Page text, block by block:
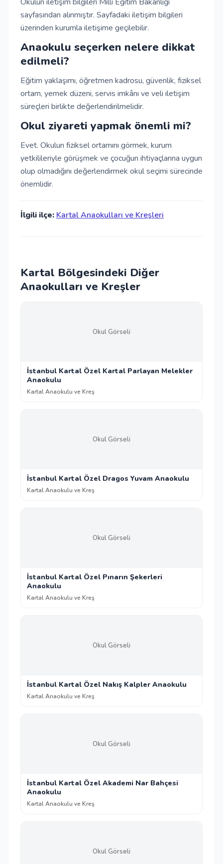
sayfasından alınmıştır. Sayfadaki iletişim bilgileri
üzerinden kurumla iletişime geçilebilir.
Anaokulu seçerken nelere dikkat
edilmeli?
Eğitim yaklaşımı, öğretmen kadrosu, güvenlik, fiziksel
ortam, yemek düzeni, servis imkânı ve veli iletişim
süreçleri birlikte değerlendirilmelidir.
Okul ziyareti yapmak önemli mi?
Evet. Okulun fiziksel ortamını görmek, kurum
yetkilileriyle görüşmek ve çocuğun ihtiyaçlarına uygun
olup olmadığını değerlendirmek okul seçimi sürecinde
önemlidir.
İlgili ilçe: Kartal Anaokulları ve Kreşleri
Kartal Bölgesindeki Diğer
Anaokulları ve Kreşler
Okul Görseli
İstanbul Kartal Özel Kartal Parlayan Melekler
Anaokulu
Kartal Anaokulu ve Kreş
Okul Görseli
İstanbul Kartal Özel Dragos Yuvam Anaokulu
Kartal Anaokulu ve Kreş
Okul Görseli
İstanbul Kartal Özel Pınarın Şekerleri
Anaokulu
Kartal Anaokulu ve Kreş
Okul Görseli
İstanbul Kartal Özel Nakış Kalpler Anaokulu
Kartal Anaokulu ve Kreş
Okul Görseli
İstanbul Kartal Özel Akademi Nar Bahçesi
Anaokulu
Kartal Anaokulu ve Kreş
Okul Görseli